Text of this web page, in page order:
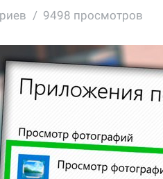
9498 просмотров